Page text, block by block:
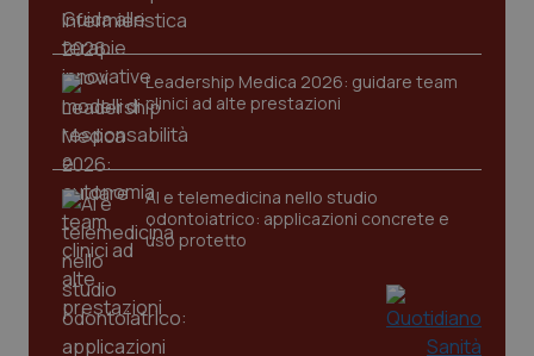
Leadership Medica 2026: guidare team
clinici ad alte prestazioni
AI e telemedicina nello studio
odontoiatrico: applicazioni concrete e
uso protetto
www.quotidianosanita.it